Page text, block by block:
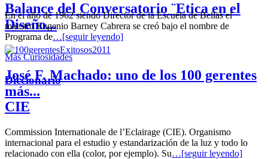
Balance del Conversatorio ¨Etica en el
Diseño...
José F. Machado: uno de los 100 gerentes
más...
En el año de 1962 siendo Director de la Escuela de Bellas el
maestro Eugenio Barney Cabrera se creó bajo el nombre de
Programa de…[seguir leyendo]
Más Curiosidades
Diccionario
CIE
Commission Internationale de l’Eclairage (CIE). Organismo
internacional para el estudio y estandarización de la luz y todo lo
relacionado con ella (color, por ejemplo). Su…[seguir leyendo]